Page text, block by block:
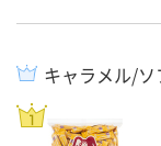
キャラメル/